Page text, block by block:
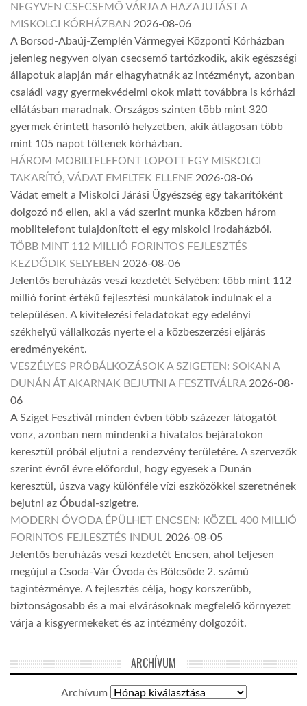
NEGYVEN CSECSEMŐ VÁRJA A HAZAJUTÁST A
MISKOLCI KÓRHÁZBAN 2026-08-06
A Borsod-Abaúj-Zemplén Vármegyei Központi Kórházban
jelenleg negyven olyan csecsemő tartózkodik, akik egészségi
állapotuk alapján már elhagyhatnák az intézményt, azonban
családi vagy gyermekvédelmi okok miatt továbbra is kórházi
ellátásban maradnak. Országos szinten több mint 320
gyermek érintett hasonló helyzetben, akik átlagosan több
mint 105 napot töltenek kórházban.
HÁROM MOBILTELEFONT LOPOTT EGY MISKOLCI
TAKARÍTÓ, VÁDAT EMELTEK ELLENE 2026-08-06
Vádat emelt a Miskolci Járási Ügyészség egy takarítóként
dolgozó nő ellen, aki a vád szerint munka közben három
mobiltelefont tulajdonított el egy miskolci irodaházból.
TÖBB MINT 112 MILLIÓ FORINTOS FEJLESZTÉS
KEZDŐDIK SELYEBEN 2026-08-06
Jelentős beruházás veszi kezdetét Selyében: több mint 112
millió forint értékű fejlesztési munkálatok indulnak el a
településen. A kivitelezési feladatokat egy edelényi
székhelyű vállalkozás nyerte el a közbeszerzési eljárás
eredményeként.
VESZÉLYES PRÓBÁLKOZÁSOK A SZIGETEN: SOKAN A
DUNÁN ÁT AKARNAK BEJUTNI A FESZTIVÁLRA 2026-08-
06
A Sziget Fesztivál minden évben több százezer látogatót
vonz, azonban nem mindenki a hivatalos bejáratokon
keresztül próbál eljutni a rendezvény területére. A szervezők
szerint évről évre előfordul, hogy egyesek a Dunán
keresztül, úszva vagy különféle vízi eszközökkel szeretnének
bejutni az Óbudai-szigetre.
MODERN ÓVODA ÉPÜLHET ENCSEN: KÖZEL 400 MILLIÓ
FORINTOS FEJLESZTÉS INDUL 2026-08-05
Jelentős beruházás veszi kezdetét Encsen, ahol teljesen
megújul a Csoda-Vár Óvoda és Bölcsőde 2. számú
tagintézménye. A fejlesztés célja, hogy korszerűbb,
biztonságosabb és a mai elvárásoknak megfelelő környezet
várja a kisgyermekeket és az intézmény dolgozóit.
ARCHÍVUM
Archívum